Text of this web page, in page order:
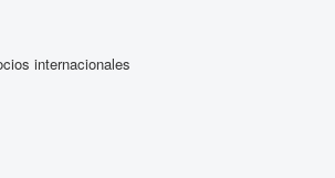
internacionales